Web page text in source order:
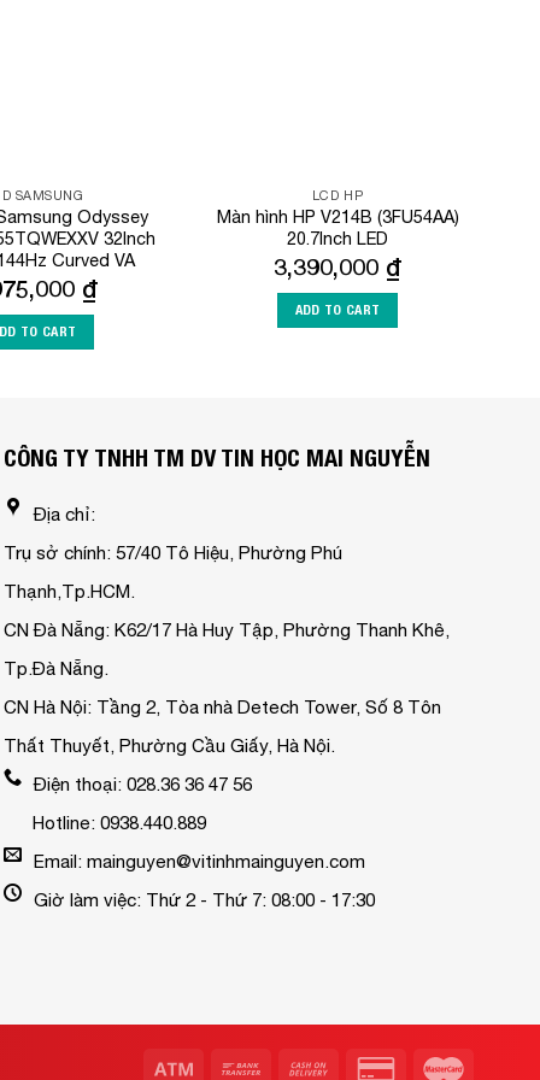
SAMSUNG
Odyssey
32Inch
Curved VA
₫
TO CART
LCD HP
Màn hình HP V214B (3FU54AA)
20.7Inch LED
3,390,000 ₫
ADD TO CART
CÔNG TY TNHH TM DV TIN HỌC MAI NGUYỄN
Địa chỉ:
Trụ sở chính: 57/40 Tô Hiệu, Phường Phú
Thạnh,Tp.HCM.
CN Đà Nẵng: K62/17 Hà Huy Tập, Phường Thanh Khê,
Tp.Đà Nẵng.
CN Hà Nội: Tầng 2, Tòa nhà Detech Tower, Số 8 Tôn
Thất Thuyết, Phường Cầu Giấy, Hà Nội.
Điện thoại: 028.36 36 47 56
Hotline: 0938.440.889
Email: mainguyen@vitinhmainguyen.com
Giờ làm việc: Thứ 2 - Thứ 7: 08:00 - 17:30